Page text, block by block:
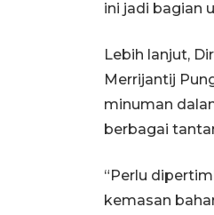
ini jadi bagian
Lebih lanjut,
Merrijantij
minuman
berbagai
“Perlu
kemasan